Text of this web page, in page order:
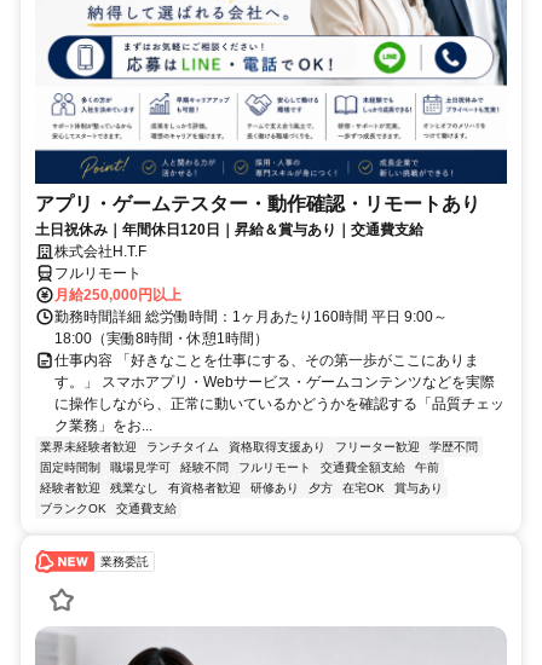
アプリ・ゲームテスター・動作確認・リモートあり
土日祝休み｜年間休日120日｜昇給＆賞与あり｜交通費支給
株式会社H.T.F
フルリモート
月給250,000円以上
勤務時間詳細 総労働時間：1ヶ月あたり160時間 平日 9:00～
18:00（実働8時間・休憩1時間）
仕事内容 「好きなことを仕事にする、その第一歩がここにありま
す。」 スマホアプリ・Webサービス・ゲームコンテンツなどを実際
に操作しながら、正常に動いているかどうかを確認する「品質チェッ
ク業務」をお...
業界未経験者歓迎 ランチタイム 資格取得支援あり フリーター歓迎
学歴不問
固定時間制
職場見学可 経験不問 フルリモート 交通費全額支給
午前
経験者歓迎
残業なし 有資格者歓迎 研修あり 夕方 在宅OK
賞与あり
ブランクOK
交通費支給
業務委託